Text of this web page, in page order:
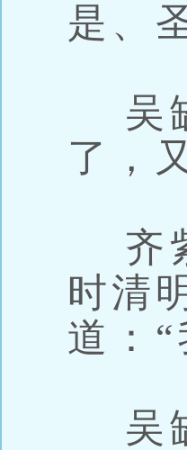
是、
吴
了，
齐
时清
道：
吴